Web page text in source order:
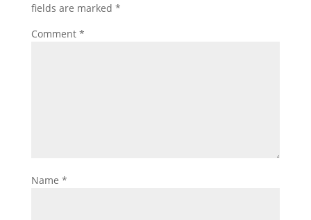
fields are marked *
Comment *
Name *